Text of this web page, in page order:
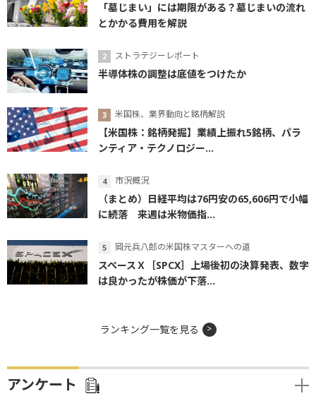
「墓じまい」には期限がある？墓じまいの流れ
とかかる費用を解説
ストラテジーレポート
半導体株の調整は底値をつけたか
米国株、業界動向と銘柄解説
【米国株：銘柄発掘】業績上振れ5銘柄、パラ
ンティア・テクノロジー...
市況概況
（まとめ）日経平均は76円安の65,606円で小幅
に続落 来週は米物価指...
岡元兵八郎の米国株マスターへの道
スペースＸ［SPCX］上場後初の決算発表、数字
は良かったが株価が下落...
ランキング一覧を見る
アンケート